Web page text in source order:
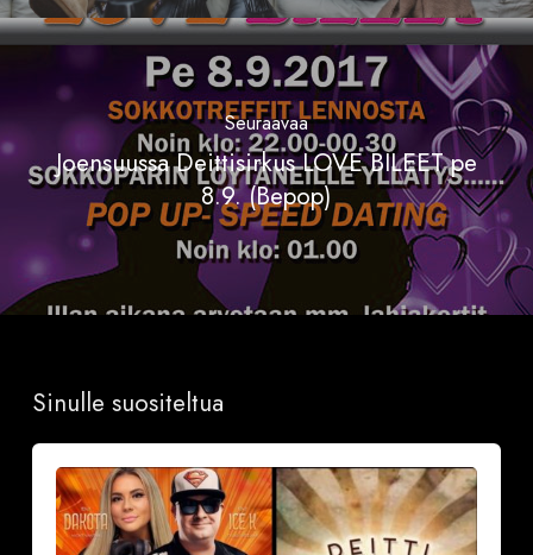
Seuraavaa
Joensuussa Deittisirkus LOVE BILEET pe
8.9. (Bepop)
Sinulle suositeltua
19.9.2026